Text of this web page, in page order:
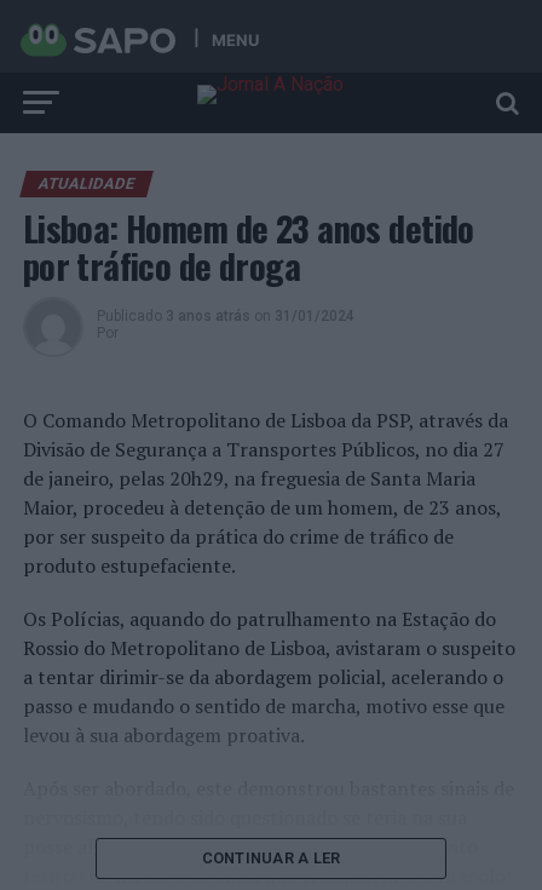
MENU
ATUALIDADE
Lisboa: Homem de 23 anos detido
por tráfico de droga
Publicado 3 anos atrás on 31/01/2024
Por
O Comando Metropolitano de Lisboa da PSP, através da
Divisão de Segurança a Transportes Públicos, no dia 27
de janeiro, pelas 20h29, na freguesia de Santa Maria
Maior, procedeu à detenção de um homem, de 23 anos,
por ser suspeito da prática do crime de tráfico de
produto estupefaciente.
Os Polícias, aquando do patrulhamento na Estação do
Rossio do Metropolitano de Lisboa, avistaram o suspeito
a tentar dirimir-se da abordagem policial, acelerando o
passo e mudando o sentido de marcha, motivo esse que
levou à sua abordagem proativa.
posse algum produto ilícito. De imediato, o suspeito
retirou do interior da bolsa que transportava a tiracolo:
CONTINUAR A LER